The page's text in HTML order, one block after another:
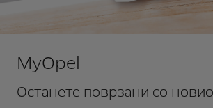
MyOpel
Останете поврзани со